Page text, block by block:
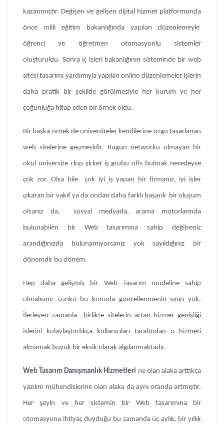
kazanmıştır. Değişen ve gelişen dijital hizmet platformunda
önce milli eğitim bakanlığında yapılan düzenlemeyle
öğrenci ve öğretmen otomasyonlu sistemler
oluşturuldu. Sonra iç işleri bakanlığının sisteminde bir web
sitesi tasarımı yardımıyla yapılan online düzenlemeler işlerin
daha pratik bir şekilde görülmesiyle her kurum ve her
çoğunluğa hitap eden bir örnek oldu.
Bir başka örnek de üniversiteler kendilerine özgü tasarlanan
web sitelerine geçmesidir. Bugün networku olmayan bir
okul üniversite clup şirket iş grubu ofis bulmak neredeyse
çok zor. Olsa bile çok iyi iş yapan bir firmanız, iyi işler
çıkaran bir vakıf ya da ondan daha farklı başarılı bir oluşum
olsanız da, sosyal medyada, arama motorlarında
bulunabilen bir Web tasarımına sahip değilseniz
arandığınızda bulunamıyorsanız yok sayıldığınız bir
dönemdir bu dönem.
Hep daha gelişmiş bir Web Tasarım modeline sahip
olmalısınız çünkü bu konuda güncellenmenin sınırı yok.
İlerleyen zamanla birlikte sitelerin artan hizmet genişliği
islerini kolaylaştırdıkça kullanıcıları tarafından o hizmeti
almamak büyük bir eksik olarak algılanmaktadır.
Web Tasarım Danışmanlık Hizmetleri ne olan alaka arttıkça
yazılım mühendislerine olan alaka da aynı oranda artmıştır.
Her şeyin ve her sistemin bir Web tasarımına bir
otomasyona ihtiyaç duyduğu bu zamanda üç aylık, bir yıllık